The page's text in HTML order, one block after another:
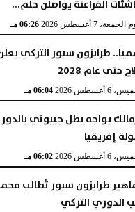
الفراعنة يواصلن حلم...
الجمعة، 7 أغسطس 2026 06:26 مـ
طرابزون سبور التركي
حتى عام 2028
6 أغسطس 2026 06:04 مـ
يواجه بطل جيبوتي
إفريقيا
6 أغسطس 2026 06:02 مـ
طرابزون سبور تُطالب
الدوري التركي